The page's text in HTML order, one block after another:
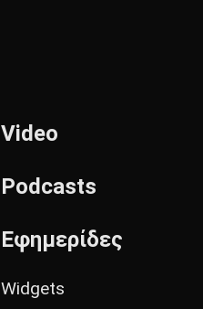
Video
Podcasts
Εφημερίδες
Widgets